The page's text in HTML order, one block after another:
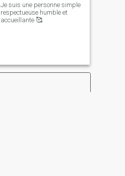
Je suis une personne simple
respectueuse humble et
accueillante 🥰